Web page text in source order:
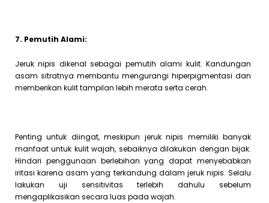
7. Pemutih Alami:
Jeruk nipis dikenal sebagai pemutih alami kulit. Kandungan
asam sitratnya membantu mengurangi hiperpigmentasi dan
memberikan kulit tampilan lebih merata serta cerah.
Penting untuk diingat, meskipun jeruk nipis memiliki banyak
manfaat untuk kulit wajah, sebaiknya dilakukan dengan bijak.
Hindari penggunaan berlebihan yang dapat menyebabkan
iritasi karena asam yang terkandung dalam jeruk nipis. Selalu
lakukan uji sensitivitas terlebih dahulu sebelum
mengaplikasikan secara luas pada wajah.